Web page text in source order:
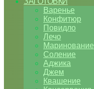
Варенье
Конфитюр
Повидло
Лечо
Маринование
Соление
Аджика
Джем
Квашение